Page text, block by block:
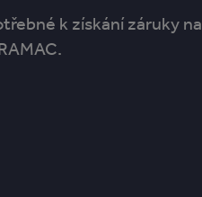
k získání záruky na